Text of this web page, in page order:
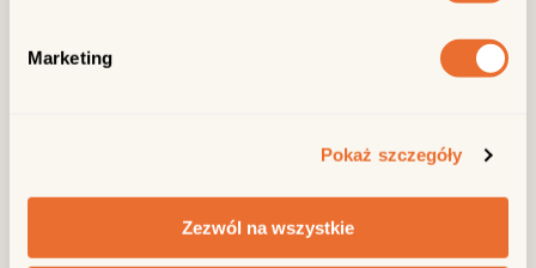
Marketing
Pokaż szczegóły
Zezwól na wszystkie